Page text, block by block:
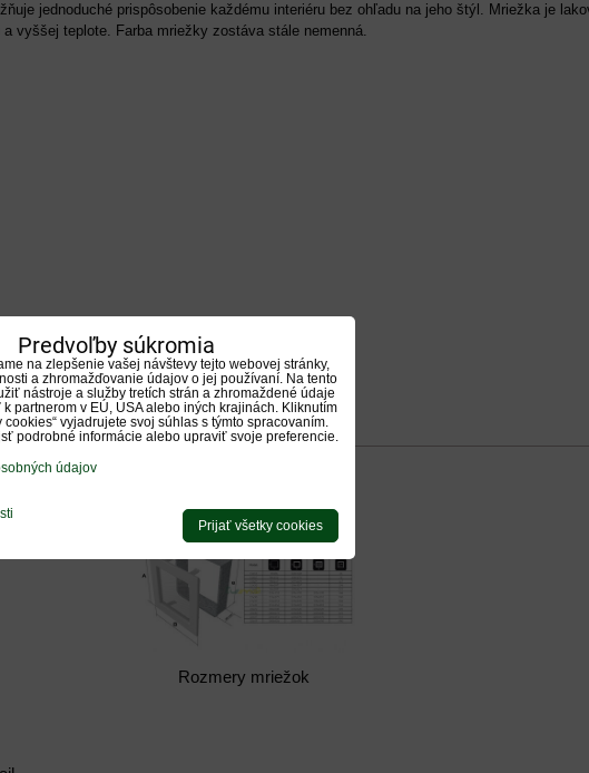
jednoduché prispôsobenie každému interiéru bez ohľadu na jeho štýl. Mriežka je
vyššej teplote. Farba mriežky zostáva stále nemenná.
LinkedInWhatsApp
E-
mail
Diskusia 0 Otázka k produktu
Rozmery mriežok
Predvoľby súkromia
na zlepšenie vašej návštevy tejto webovej stránky,
a zhromažďovanie údajov o jej používaní. Na tento
nástroje a služby tretích strán a zhromaždené údaje
partnerom v EÚ, USA alebo iných krajinách. Kliknutím
cookies“ vyjadrujete svoj súhlas s týmto spracovaním.
podrobné informácie alebo upraviť svoje preferencie.
údajov
Prijať všetky cookies